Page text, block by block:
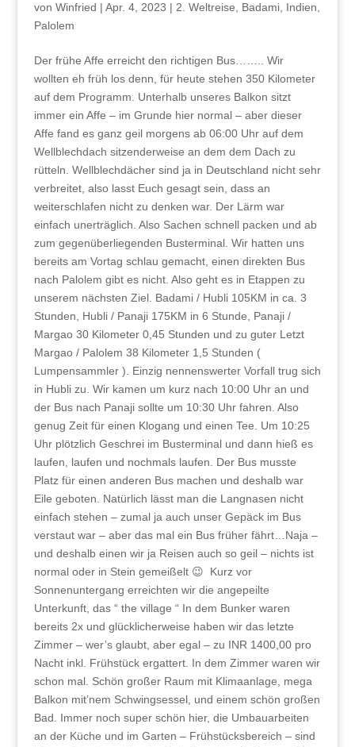
von Winfried | Apr. 4, 2023 | 2. Weltreise Badami, Indien
Palolem
Der frühe Affe erreicht den richtigen Bus…….. Wir
wollten eh früh los denn, für heute stehen 350 Kilometer
auf dem Programm. Unterhalb unseres Balkon sitzt
immer ein Affe – im Grunde hier normal – aber dieser
Affe fand es ganz geil morgens ab 06:00 Uhr auf dem
Wellblechdach sitzenderweise an dem dem Dach zu
rütteln. Wellblechdächer sind ja in Deutschland nicht sehr
verbreitet, also lasst Euch gesagt sein, dass an
weiterschlafen nicht zu denken war. Der Lärm war
einfach unerträglich. Also Sachen schnell packen und ab
zum gegenüberliegenden Busterminal. Wir hatten uns
bereits am Vortag schlau gemacht, einen direkten Bus
nach Palolem gibt es nicht. Also geht es in Etappen zu
unserem nächsten Ziel. Badami / Hubli 105KM in ca. 3
Stunden, Hubli / Panaji 175KM in 6 Stunde, Panaji /
Margao 30 Kilometer 0,45 Stunden und zu guter Letzt
Margao / Palolem 38 Kilometer 1,5 Stunden (
Lumpensammler ). Einzig nennenswerter Vorfall trug sich
in Hubli zu. Wir kamen um kurz nach 10:00 Uhr an und
der Bus nach Panaji sollte um 10:30 Uhr fahren. Also
genug Zeit für einen Klogang und einen Tee. Um 10:25
Uhr plötzlich Geschrei im Busterminal und dann hieß es
laufen, laufen und nochmals laufen. Der Bus musste
Platz für einen anderen Bus machen und deshalb war
Eile geboten. Natürlich lässt man die Langnasen nicht
einfach stehen – zumal ja auch unser Gepäck im Bus
verstaut war – aber das mal ein Bus früher fährt…Naja –
und deshalb einen wir ja Reisen auch so geil – nichts ist
normal oder in Stein gemeißelt 😉 Kurz vor
Sonnenuntergang erreichten wir die angepeilte
Unterkunft, das “ the village “ In dem Bunker waren
bereits 2x und glücklicherweise haben wir das letzte
Zimmer – wer’s glaubt, aber egal – zu INR 1400,00 pro
Nacht inkl. Frühstück ergattert. In dem Zimmer waren wir
schon mal. Schön großer Raum mit Klimaanlage, mega
Balkon mit’nem Schwingsessel, und einem schön großen
Bad. Immer noch super schön hier, die Umbauarbeiten
an der Küche und im Garten – Frühstücksbereich – sind